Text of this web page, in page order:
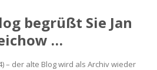
begrüßt Sie Jan
…
– der alte Blog wird als Archiv wieder